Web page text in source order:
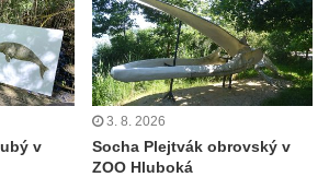
Jakuba na skále u cesty
Kamenice
Komenského na domě
armády v Teplicích
v
3. 8. 2026
Socha Plejtvák obrovský v
ZOO Hluboká